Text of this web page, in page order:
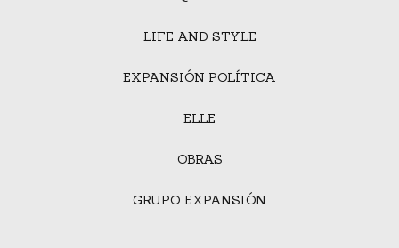
LIFE AND STYLE
EXPANSIÓN POLÍTICA
ELLE
OBRAS
GRUPO EXPANSIÓN